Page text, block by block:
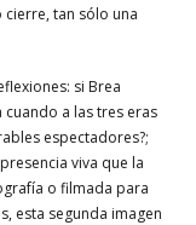
cierre, tan sólo una
si Brea
a las tres eras
espectadores?;
viva que la
o filmada para
esta segunda imagen